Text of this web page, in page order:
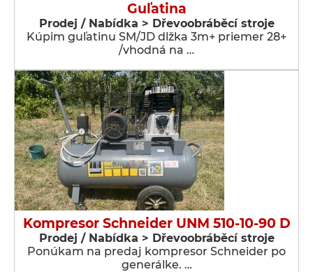
Guľatina
Prodej / Nabídka > Dřevoobráběcí stroje
Kúpim guľatinu SM/JD dlžka 3m+ priemer 28+
/vhodná na …
Kompresor Schneider UNM 510-10-90 D
Prodej / Nabídka > Dřevoobráběcí stroje
Ponúkam na predaj kompresor Schneider po
generálke. …